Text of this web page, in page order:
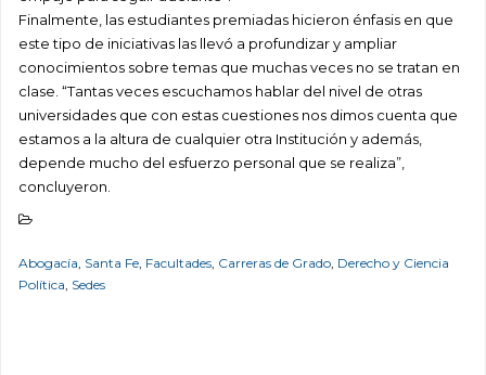
Finalmente, las estudiantes premiadas hicieron énfasis en que
este tipo de iniciativas las llevó a profundizar y ampliar
conocimientos sobre temas que muchas veces no se tratan en
clase. “Tantas veces escuchamos hablar del nivel de otras
universidades que con estas cuestiones nos dimos cuenta que
estamos a la altura de cualquier otra Institución y además,
depende mucho del esfuerzo personal que se realiza”,
concluyeron.
Abogacía, Santa Fe, Facultades, Carreras de Grado, Derecho y Ciencia
Política, Sedes